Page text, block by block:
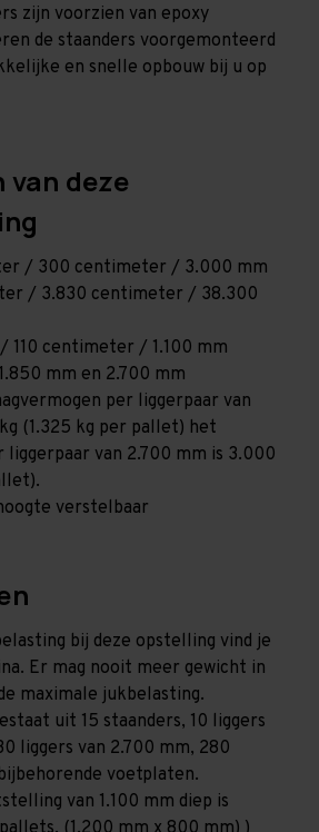
zijn voorzien van epoxy
de staanders voorgemonteerd
en snelle opbouw bij u op
deze
/ 300 centimeter / 3.000 mm
/ 3.830 centimeter / 38.300
110 centimeter / 1.100 mm
mm en 2.700 mm
per liggerpaar van
(1.325 kg per pallet) het
liggerpaar van 2.700 mm is 3.000
verstelbaar
bij deze opstelling vind je
Er mag nooit meer gewicht in
maximale jukbelasting.
uit 15 staanders, 10 liggers
liggers van 2.700 mm, 280
voetplaten.
van 1.100 mm diep is